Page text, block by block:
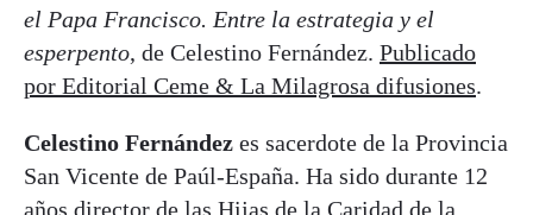
el Papa Francisco. Entre la estrategia y el
esperpento, de Celestino Fernández. Publicado
por Editorial Ceme & La Milagrosa difusiones.
Celestino Fernández es sacerdote de la Provincia
San Vicente de Paúl-España. Ha sido durante 12
años director de las Hijas de la Caridad de la